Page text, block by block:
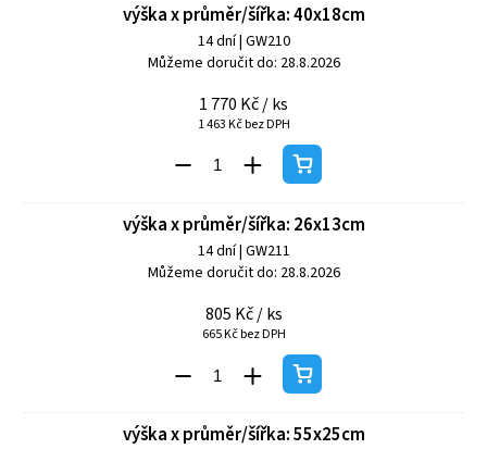
výška x průměr/šířka: 40x18cm
14 dní| GW210
Můžeme doručit do: 28.8.2026
1 770 Kč/ ks
1 463 Kč bez DPH
výška x průměr/šířka: 26x13cm
14 dní| GW211
Můžeme doručit do: 28.8.2026
805 Kč/ ks
665 Kč bez DPH
výška x průměr/šířka: 55x25cm